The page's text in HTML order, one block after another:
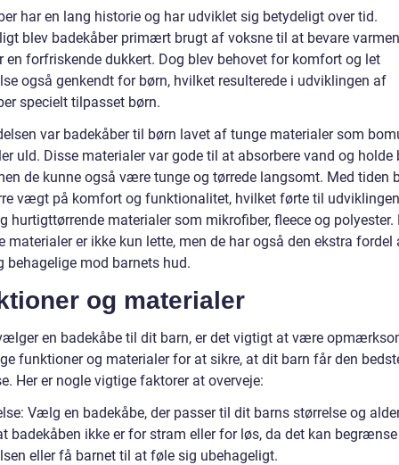
har en lang historie og har udviklet sig betydeligt over tid.
blev badekåber primært brugt af voksne til at bevare
en forfriskende dukkert. Dog blev behovet for komfort og let
også genkendt for børn, hvilket resulterede i udviklingen af
specielt tilpasset børn.
var badekåber til børn lavet af tunge materialer som
uld. Disse materialer var gode til at absorbere vand og holde
de kunne også være tunge og tørrede langsomt. Med tiden
vægt på komfort og funktionalitet, hvilket førte til
hurtigttørrende materialer som mikrofiber, fleece og polyester.
materialer er ikke kun lette, men de har også den ekstra
behagelige mod barnets hud.
og materialer
en badekåbe til dit barn, er det vigtigt at være
funktioner og materialer for at sikre, at dit barn får den
Her er nogle vigtige faktorer at overveje:
Vælg en badekåbe, der passer til dit barns størrelse og
badekåben ikke er for stram eller for løs, da det kan begrænse
eller få barnet til at føle sig ubehageligt.